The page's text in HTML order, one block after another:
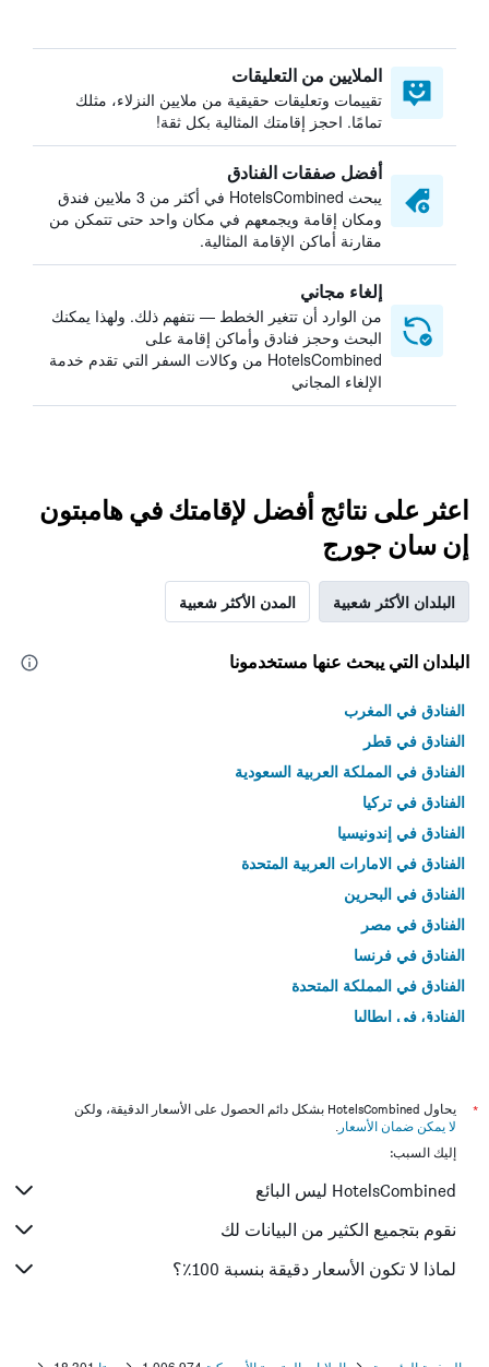
الملايين من التعليقات
تقييمات وتعليقات حقيقية من ملايين النزلاء، مثلك
تمامًا. احجز إقامتك المثالية بكل ثقة!
أفضل صفقات الفنادق
يبحث HotelsCombined في أكثر من 3 ملايين فندق
ومكان إقامة ويجمعهم في مكان واحد حتى تتمكن من
مقارنة أماكن الإقامة المثالية.
إلغاء مجاني
من الوارد أن تتغير الخطط — نتفهم ذلك. ولهذا يمكنك
البحث وحجز فنادق وأماكن إقامة على
HotelsCombined من وكالات السفر التي تقدم خدمة
الإلغاء المجاني
اعثر على نتائج أفضل لإقامتك في هامبتون
إن سان جورج
البلدان الأكثر شعبية المدن الأكثر شعبية
البلدان التي يبحث عنها مستخدمونا
الفنادق في المغرب
الفنادق في قطر
الفنادق في المملكة العربية السعودية
الفنادق في تركيا
الفنادق في إندونيسيا
الفنادق في الامارات العربية المتحدة
الفنادق في البحرين
الفنادق في مصر
الفنادق في فرنسا
الفنادق في المملكة المتحدة
الفنادق في إيطاليا
*
يحاول HotelsCombined بشكل دائم الحصول على الأسعار الدقيقة، ولكن
لا يمكن ضمان الأسعار .
إليك السبب:
HotelsCombined ليس البائع
نقوم بتجميع الكثير من البيانات لك
لماذا لا تكون الأسعار دقيقة بنسبة 100٪؟